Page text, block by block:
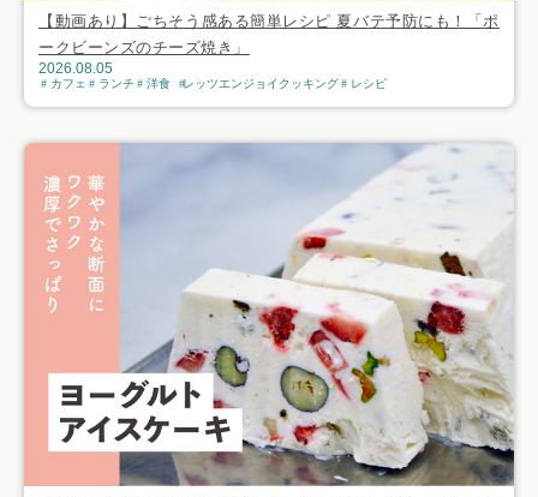
【動画あり】ごちそう感ある簡単レシピ 夏バテ予防にも！「ポ
ークビーンズのチーズ焼き」
2026.08.05
カフェ ランチ 洋食 レッツエンジョイクッキング レシピ